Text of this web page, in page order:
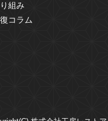
組み
コラム